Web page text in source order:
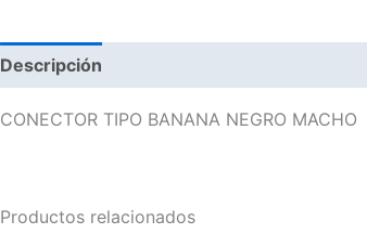
Descripción
CONECTOR TIPO BANANA NEGRO MACHO
Productos relacionados